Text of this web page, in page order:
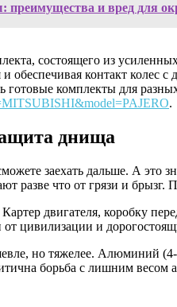
преимущества и вред для
состоящего из
обеспечивая контакт колес
готовые комплекты для
.
днища
заехать дальше. А это
разве что от грязи и
двигателя, коробку
от цивилизации и
но тяжелее. Алюминий (4-
борьба с лишним